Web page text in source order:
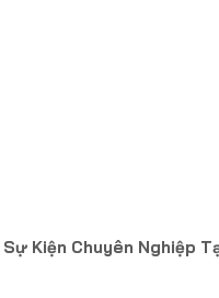
Kiện Chuyên Nghiệp